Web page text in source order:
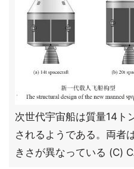
次世代宇宙船は質量14ト
されるようである。両者
きさが異なっている (C)